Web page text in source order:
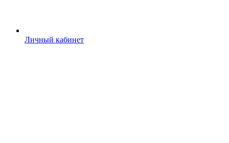
Личный кабинет